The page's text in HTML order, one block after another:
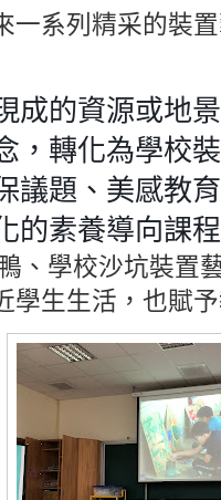
一系列精采的裝
成的資源或地景
，轉化為學校
議題、美感教
的素養導向課
、學校沙坑裝置
學生生活，也賦